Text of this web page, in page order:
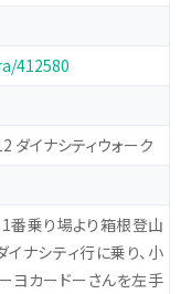
412580
イナシティウォーク
番乗り場より箱根登山
ナシティ行に乗り、小
ヨカードーさんを左手